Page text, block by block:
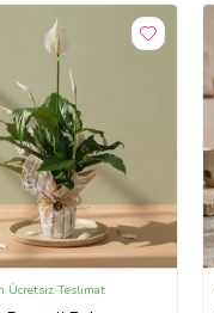
Ücretsiz Teslimat